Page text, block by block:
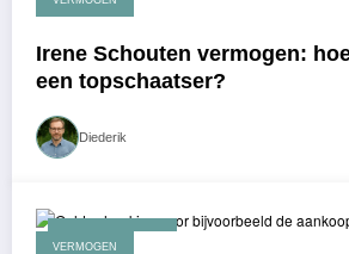
Irene Schouten vermogen:
een topschaatser?
Diederik
VERMOGEN